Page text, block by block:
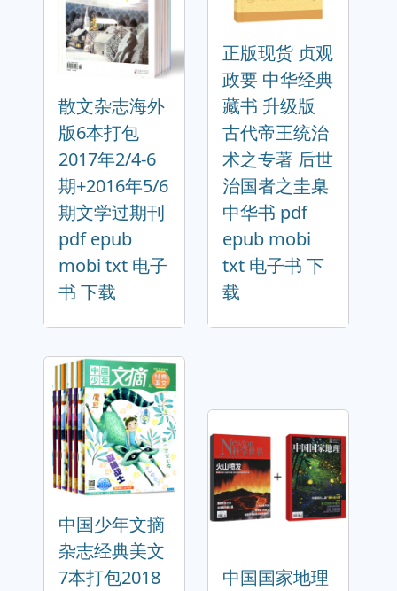
散文杂志海外
版6本打包
2017年2/4-6
期+2016年5/6
期文学过期刊
pdf epub
mobi txt 电子
书 下载
正版现货 贞观
政要 中华经典
藏书 升级版
古代帝王统治
术之专著 后世
治国者之圭臬
中华书 pdf
epub mobi
txt 电子书 下
载
中国少年文摘
杂志经典美文
7本打包2018
中国国家地理